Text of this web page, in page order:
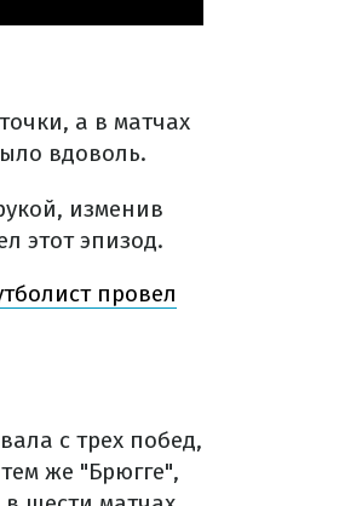
а в матчах
вдоволь.
изменив
этот эпизод.
провел
с трех побед,
же "Брюгге",